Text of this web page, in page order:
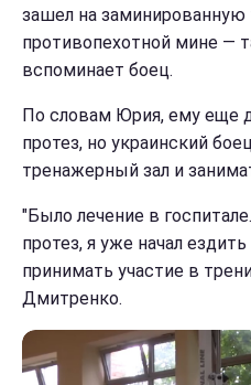
зашел на заминированную
противопехотной мине —
вспоминает боец.
По словам Юрия, ему еще
протез, но украинский
тренажерный зал и
"Было лечение в
протез, я уже начал
принимать участие в
Дмитренко.